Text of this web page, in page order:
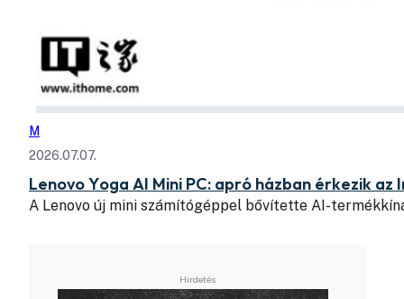
M
2026.07.07.
Lenovo Yoga AI Mini PC: apró házban érkezik
A Lenovo új mini számítógéppel bővítette AI-